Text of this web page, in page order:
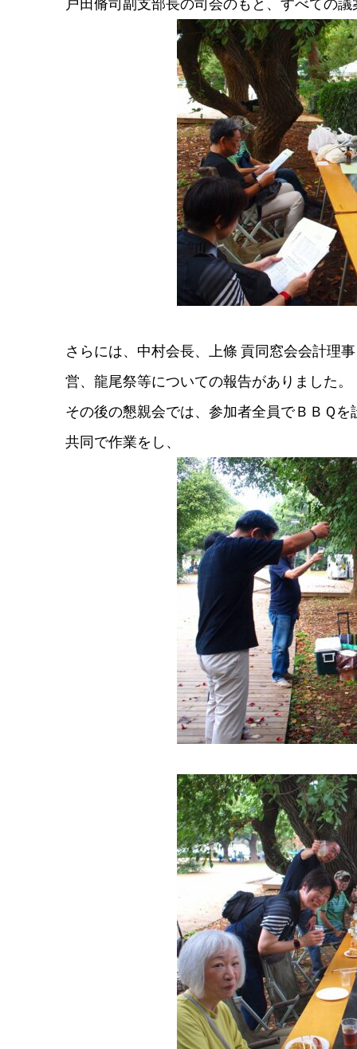
さらには、中村会長、上條 貢同窓会会計理
営、龍尾祭等についての報告がありました。
その後の懇親会では、参加者全員でＢＢＱ
共同で作業をし、